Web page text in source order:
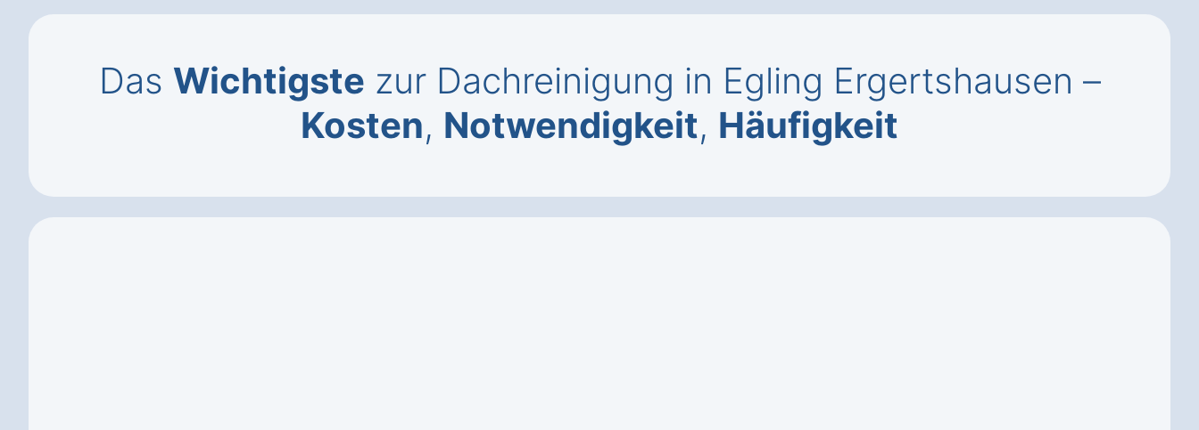
Das Wichtigste zur Dachreinigung in Egling Ergertshausen –
Kosten, Notwendigkeit, Häufigkeit